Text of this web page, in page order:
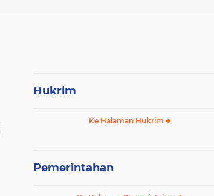
Hukrim
Ke Halaman Hukrim
Pemerintahan